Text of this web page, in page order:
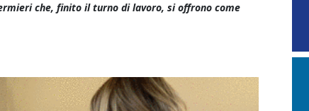
che, finito il turno di lavoro, si offrono come